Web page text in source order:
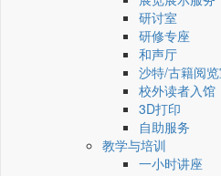
研讨室
研修专座
和声厅
沙特/古籍阅
校外读者入馆
3D打印
自助服务
教学与培训
一小时讲座